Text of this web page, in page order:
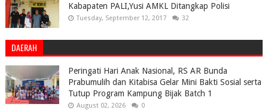
Kabapaten PALI,Yusi AMKL Ditangkap Polisi
Tuesday, September 12, 2017 32
DAERAH
Peringati Hari Anak Nasional, RS AR Bunda
Prabumulih dan Kitabisa Gelar Mini Bakti Sosial serta
Tutup Program Kampung Bijak Batch 1
August 02, 2026 0